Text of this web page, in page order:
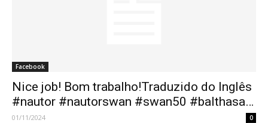
Facebook
Nice job! Bom trabalho!Traduzido do Inglês
#nautor #nautorswan #swan50 #balthasa…
01/11/2024 0